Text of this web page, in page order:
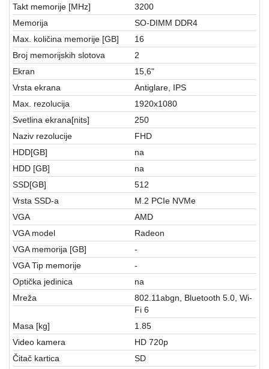
Takt memorije [MHz]
3200
Memorija
SO-DIMM DDR4
Max. količina memorije [GB]
16
Broj memorijskih slotova
2
Ekran
15,6"
Vrsta ekrana
Antiglare, IPS
Max. rezolucija
1920x1080
Svetlina ekrana[nits]
250
Naziv rezolucije
FHD
HDD[GB]
na
HDD [GB]
na
SSD[GB]
512
Vrsta SSD-a
M.2 PCIe NVMe
VGA
AMD
VGA model
Radeon
VGA memorija [GB]
-
VGA Tip memorije
-
Optička jedinica
na
Mreža
802.11abgn, Bluetooth 5.0, Wi-
Fi 6
Masa [kg]
1.85
Video kamera
HD 720p
Čitač kartica
SD